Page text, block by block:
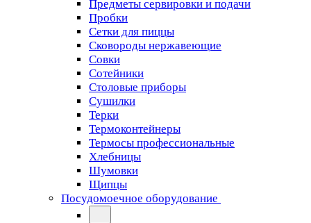
Предметы сервировки и подачи
Пробки
Сетки для пиццы
Сковороды нержавеющие
Совки
Сотейники
Столовые приборы
Сушилки
Терки
Термоконтейнеры
Термосы профессиональные
Хлебницы
Шумовки
Щипцы
Посудомоечное оборудование